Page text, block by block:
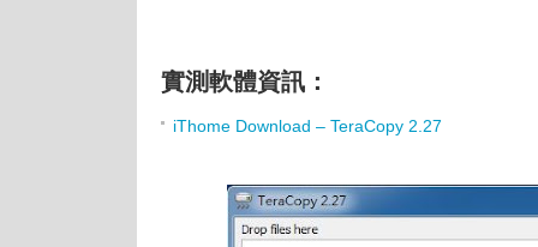
實測軟體資訊：
iThome Download – TeraCopy 2.27